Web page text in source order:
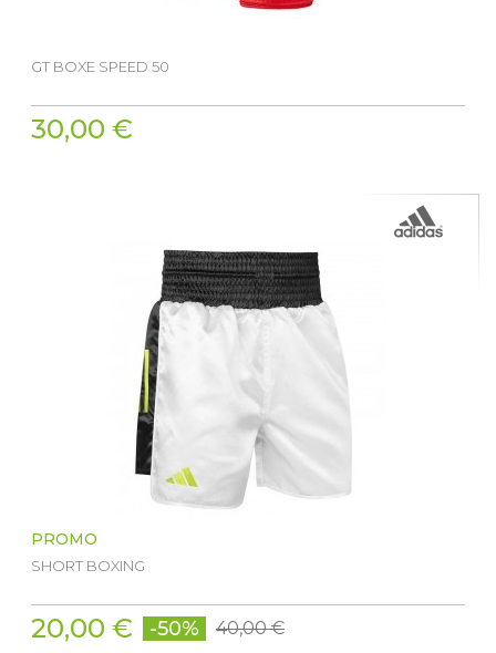
GT BOXE SPEED 50
30,00 €
PROMO
SHORT BOXING
20,00 € -50% 40,00 €